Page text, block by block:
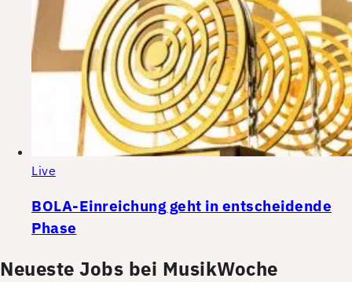
Live
BOLA-Einreichung geht in entscheidende
Phase
Neueste Jobs bei MusikWoche